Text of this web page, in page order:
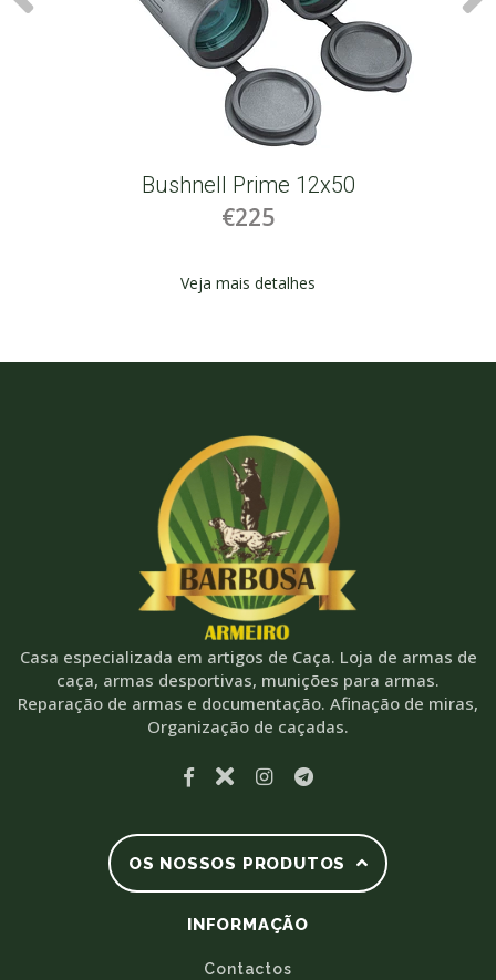
Bushnell Prime 12x50
€225
Veja mais detalhes
Casa especializada em artigos de Caça. Loja de armas de
caça, armas desportivas, munições para armas.
Reparação de armas e documentação. Afinação de miras,
Organização de caçadas.
OS NOSSOS PRODUTOS
INFORMAÇÃO
Contactos